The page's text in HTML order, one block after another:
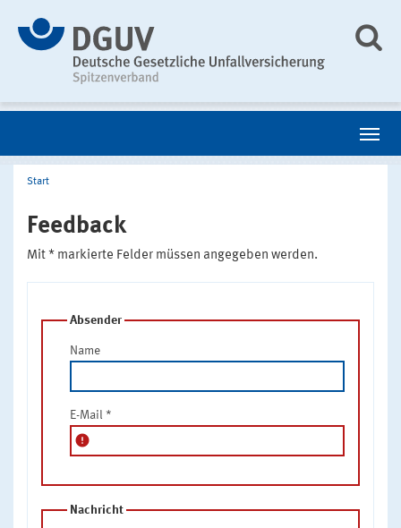
Start
Feedback
Mit * markierte Felder müssen angegeben werden.
Absender
Name
E-Mail *
error
Nachricht